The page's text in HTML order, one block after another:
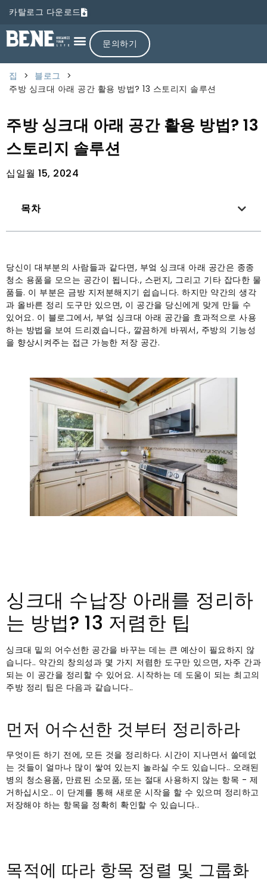
카탈로그 다운로드
문의하기
집 > 블로그
>
주방 싱크대 아래 공간 활용 방법? 13 스토리지 솔루션
주방 싱크대 아래 공간 활용 방법? 13
스토리지 솔루션
십일월 15, 2024
목차
당신이 대부분의 사람들과 같다면, 부엌 싱크대 아래 공간은 종종
청소 용품을 모으는 공간이 됩니다., 스펀지, 그리고 기타 잡다한 물
품들. 이 부분은 금방 지저분해지기 쉽습니다. 하지만 약간의 생각
과 올바른 정리 도구만 있으면, 이 공간을 당신에게 맞게 만들 수
있어요. 이 블로그에서, 부엌 싱크대 아래 공간을 효과적으로 사용
하는 방법을 보여 드리겠습니다., 깔끔하게 바꿔서, 주방의 기능성
을 향상시켜주는 접근 가능한 저장 공간.
싱크대 수납장 아래를 정리하
는 방법? 13 저렴한 팁
싱크대 밑의 어수선한 공간을 바꾸는 데는 큰 예산이 필요하지 않
습니다.. 약간의 창의성과 몇 가지 저렴한 도구만 있으면, 자주 간과
되는 이 공간을 정리할 수 있어요. 시작하는 데 도움이 되는 최고의
주방 정리 팁은 다음과 같습니다..
먼저 어수선한 것부터 정리하라
무엇이든 하기 전에, 모든 것을 정리하다. 시간이 지나면서 쓸데없
는 것들이 얼마나 많이 쌓여 있는지 놀라실 수도 있습니다.. 오래된
병의 청소용품, 만료된 소모품, 또는 절대 사용하지 않는 항목 - 제
거하십시오.. 이 단계를 통해 새로운 시작을 할 수 있으며 정리하고
저장해야 하는 항목을 정확히 확인할 수 있습니다..
목적에 따라 항목 정렬 및 그룹화